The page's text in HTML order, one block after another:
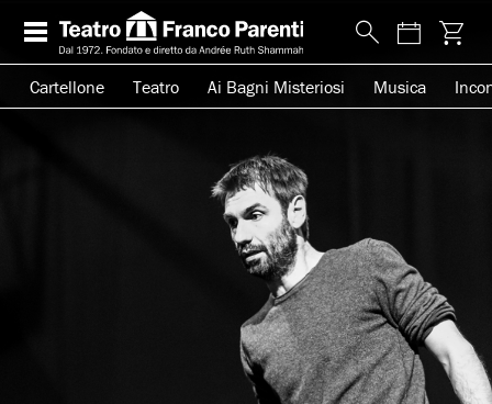
Cartellone Teatro Ai Bagni Misteriosi Musica